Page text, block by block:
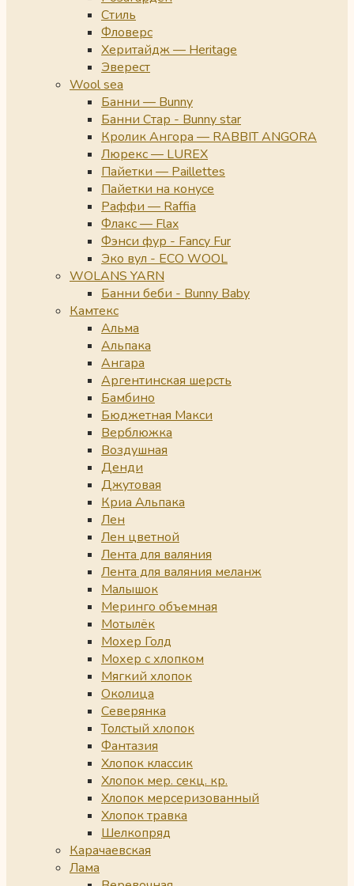
Стиль
Фловерс
Херитайдж — Heritage
Эверест
Wool sea
Банни — Bunny
Банни Стар - Bunny star
Кролик Ангора — RABBIT ANGORA
Люрекс — LUREX
Пайетки — Paillettes
Пайетки на конусе
Раффи — Raffia
Флакс — Flax
Фэнси фур - Fancy Fur
Эко вул - ECO WOOL
WOLANS YARN
Банни беби - Bunny Baby
Камтекс
Альма
Альпака
Ангара
Аргентинская шерсть
Бамбино
Бюджетная Макси
Верблюжка
Воздушная
Денди
Джутовая
Криа Альпака
Лен
Лен цветной
Лента для валяния
Лента для валяния меланж
Малышок
Меринго объемная
Мотылёк
Мохер Голд
Мохер с хлопком
Мягкий хлопок
Околица
Северянка
Толстый хлопок
Фантазия
Хлопок классик
Хлопок мер. секц. кр.
Хлопок мерсеризованный
Хлопок травка
Шелкопряд
Карачаевская
Лама